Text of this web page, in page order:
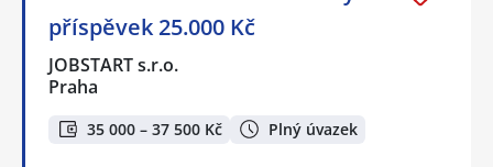
příspěvek 25.000 Kč
JOBSTART s.r.o.
Praha
35 000 – 37 500 Kč Plný úvazek